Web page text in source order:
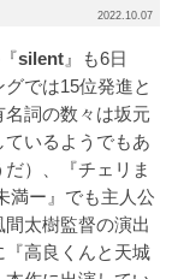
2022.10.07
silent 』も6日
では15位発進と
詞の数々は坂元
いるようでもあ
）、『チェリま
満ー』でも主人公
太樹監督の演出
『高良くんと天城